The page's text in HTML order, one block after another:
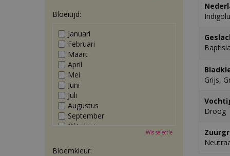
Baptisia
Grijs,
Droog
Bloeitijd:
Januari
Februari
Maart
April
Mei
Juni
Juli
Augustus
September
Oktober
December
Wis selectie
Bloemkleur: